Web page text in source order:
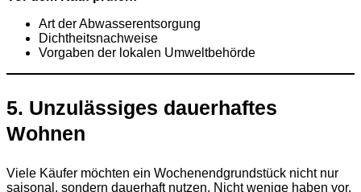
Art der Abwasserentsorgung
Dichtheitsnachweise
Vorgaben der lokalen Umweltbehörde
5. Unzulässiges dauerhaftes
Wohnen
Viele Käufer möchten ein Wochenendgrundstück nicht nur
saisonal, sondern dauerhaft nutzen. Nicht wenige haben vor,